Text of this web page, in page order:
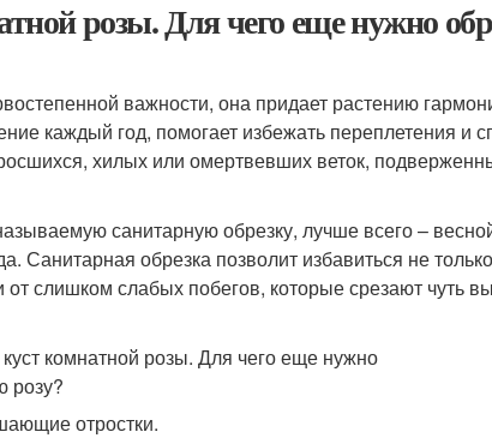
розы. Для чего еще нужно
важности, она придает растению
каждый год, помогает избежать переплетения и
хилых или омертвевших веток,
санитарную обрезку, лучше всего –
Санитарная обрезка позволит избавиться не
слишком слабых побегов, которые срезают чуть
отростки.